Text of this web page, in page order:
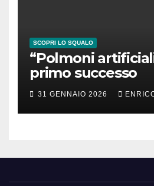
SCOPRI LO SQUALO
“Polmoni
primo successo
31 GENNAIO 2026